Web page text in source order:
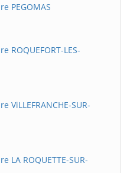
PEGOMAS
ROQUEFORT-LES-
SUR-
ROQUETTE-SUR-